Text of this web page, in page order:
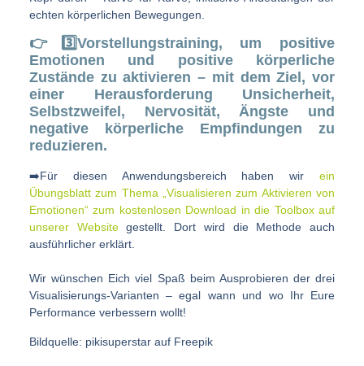
echten körperlichen Bewegungen.
👉3️⃣Vorstellungstraining, um positive
Emotionen und positive körperliche
Zustände zu aktivieren – mit dem Ziel, vor
einer Herausforderung Unsicherheit,
Selbstzweifel, Nervosität, Ängste und
negative körperliche Empfindungen zu
reduzieren.
➡️Für diesen Anwendungsbereich haben wirein
Übungsblatt zum Thema „Visualisieren zum Aktivieren von
Emotionen“ zum kostenlosen Download in die Toolbox auf
unserer Websitegestellt. Dort wird die Methode auch
ausführlicher erklärt.
Wir wünschen Eich viel Spaß beim Ausprobieren der drei
Visualisierungs-Varianten – egal wann und wo Ihr Eure
Performance verbessern wollt!
Bildquelle: pikisuperstar auf Freepik